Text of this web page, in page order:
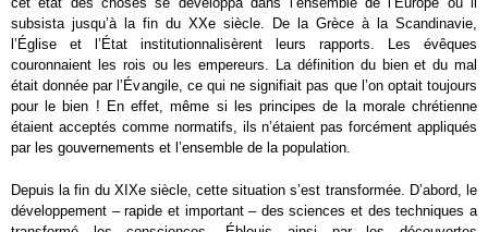
subsista jusqu’à la fin du XXe siècle. De la Grèce à la Scandinavie,
l’Église et l’État institutionnalisèrent leurs rapports. Les évêques
couronnaient les rois ou les empereurs. La définition du bien et du mal
était donnée par l’Évangile, ce qui ne signifiait pas que l’on optait toujours
pour le bien ! En effet, même si les principes de la morale chrétienne
étaient acceptés comme normatifs, ils n’étaient pas forcément appliqués
par les gouvernements et l’ensemble de la population.
Depuis la fin du XIXesiècle, cette situation s’est transformée. D’abord, le
développement – rapide et important – des sciences et des techniques a